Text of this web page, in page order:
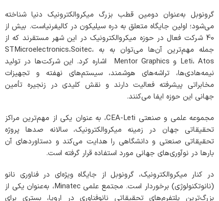
گرونوبل به‌عنوان دومین قطب بزرگ میکروالکترونیک دنیا شناخته
می‌شود؛ اولین جایگاه متعلق به دره سیلیکون در کالیفرنیاست. بیش از
40 شرکت فعال در حوزه میکروالکترونیک در این شهر مستقرند که از
جمله مهم‌ترین آن‌ها می‌توان به به STMicroelectronics،Soitec،
Leti، Atos و Mentor Graphics اشاره کرد. این شرکت‌ها در تولید
نیمه‌هادی‌ها، تراشه‌های هوشمند، سیستم‌های نهفته و تجهیزات
مخابراتی پیشرفته فعالیت دارند و نقش کلیدی در زنجیره تأمین
جهانی این حوزه ایفا می‌کنند.
مجموعه علمی و صنعتی CEA-Leti، به عنوان یکی از مهم‌ترین مراکز
تحقیقاتی جهان در زمینه میکروالکترونیک، سالانه صدها پروژه
تحقیقاتی صنعتی و دانشگاهی را هدایت می‌کند و دستاوردهای آن
بارها در نوآوری‌های جهانی مورد استفاده قرار گرفته است.
در کنار میکروالکترونیک، گرونوبل از جایگاه ویژه‌ای در فناوری نانو
(نانوتکنولوژی) برخوردار است. مجتمع علمی Minatec، به‌عنوان یکی از
بزرگ‌ترین پلتفرم‌های تحقیقاتی نانوفناوری در اروپا، بستری برای